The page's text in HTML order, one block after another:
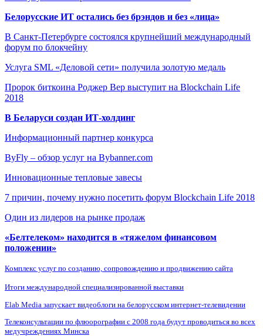
Белорусские ИТ остались без брэндов и без «лица»
В Санкт-Петербурге состоялся крупнейший международный
форум по блокчейну
Услуга SML «Деловой сети» получила золотую медаль
Пророк биткоина Роджер Вер выступит на Blockchain Life
2018
В Беларуси создан ИТ-холдинг
Информационный партнер конкурса
ByFly – обзор услуг на Bybanner.com
Инновационные тепловые завесы
7 причин, почему нужно посетить форум Blockchain Life 2018
Один из лидеров на рынке продаж
«Белтелеком» находится в «тяжелом финансовом
положении»
Комплекс услуг по созданию, сопровождению и продвижению сайта
Итоги международной специализированной выставки
Elab Media запускает видеоблоги на белорусском интернет-телевидении
Телеконсультации по флюорографии с 2008 года будут проводиться во всех
медучреждениях Минска